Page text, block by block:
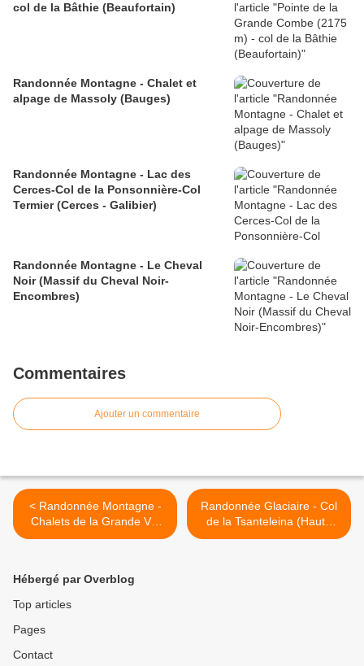
col de la Bâthie (Beaufortain)
Randonnée Montagne - Chalet et
alpage de Massoly (Bauges)
Randonnée Montagne - Lac des
Cerces-Col de la Ponsonnière-Col
Termier (Cerces - Galibier)
Randonnée Montagne - Le Cheval
Noir (Massif du Cheval Noir-
Encombres)
Commentaires
Ajouter un commentaire
< Randonnée Montagne -
Chalets de la Grande Val
(Vanoise)
Randonnée Glaciaire - Col
de la Tsanteleina (Haute
Tarentaise) >
Hébergé par Overblog
Top articles
Pages
Contact